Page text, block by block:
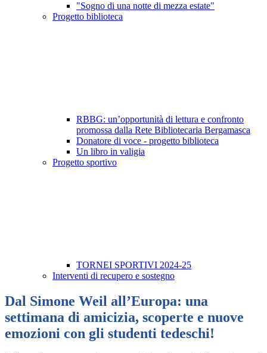
"Sogno di una notte di mezza estate"
Progetto biblioteca
RBBG: un’opportunità di lettura e confronto
promossa dalla Rete Bibliotecaria Bergamasca
Donatore di voce - progetto biblioteca
Un libro in valigia
Progetto sportivo
TORNEI SPORTIVI 2024-25
Interventi di recupero e sostegno
Dal Simone Weil all’Europa: una
settimana di amicizia, scoperte e nuove
emozioni con gli studenti tedeschi!